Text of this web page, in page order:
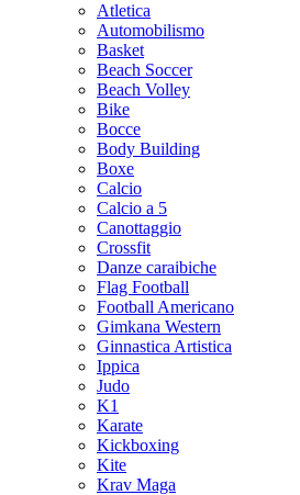
Atletica
Automobilismo
Basket
Beach Soccer
Beach Volley
Bike
Bocce
Body Building
Boxe
Calcio
Calcio a 5
Canottaggio
Crossfit
Danze caraibiche
Flag Football
Football Americano
Gimkana Western
Ginnastica Artistica
Ippica
Judo
K1
Karate
Kickboxing
Kite
Krav Maga